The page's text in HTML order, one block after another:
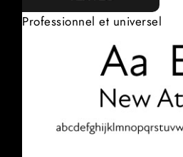
Professionnel et universel